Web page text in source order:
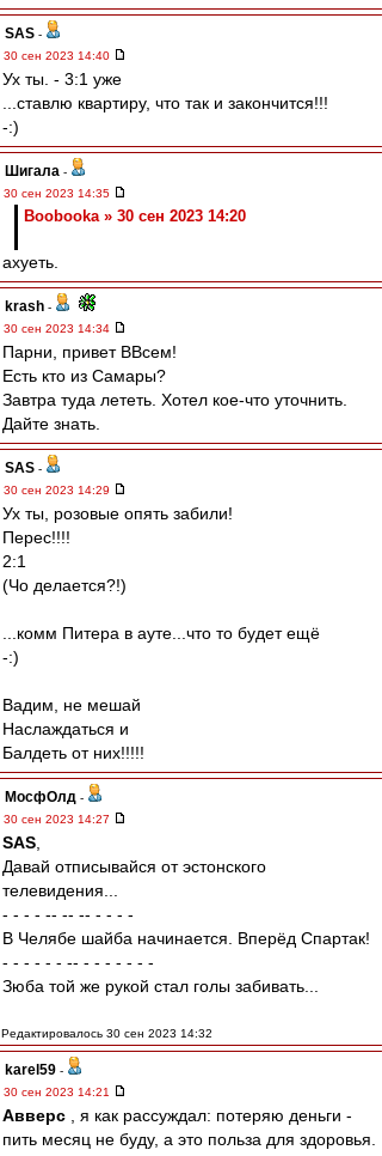
SAS -
30 сен 2023 14:40
Ух ты. - 3:1 уже
...ставлю квартиру, что так и закончится!!!
-:)
Шигала -
30 сен 2023 14:35
Boobooka » 30 сен 2023 14:20
ахуеть.
krash -
30 сен 2023 14:34
Парни, привет ВВсем!
Есть кто из Самары?
Завтра туда лететь. Хотел кое-что уточнить.
Дайте знать.
SAS -
30 сен 2023 14:29
Ух ты, розовые опять забили!
Перес!!!!
2:1
(Чо делается?!)
...комм Питера в ауте...что то будет ещё
-:)
Вадим, не мешай
Наслаждаться и
Балдеть от них!!!!!
МосфОлд -
30 сен 2023 14:27
SAS
Давай отписывайся от эстонского
телевидения...
- - - - -- -- -- - - - -
В Челябе шайба начинается. Вперёд Спартак!
- - - - - - -- - - - - - - -
Зюба той же рукой стал голы забивать...
Редактировалось 30 сен 2023 14:32
karel59 -
30 сен 2023 14:21
Авверс
, я как рассуждал: потеряю деньги -
пить месяц не буду, а это польза для здоровья.